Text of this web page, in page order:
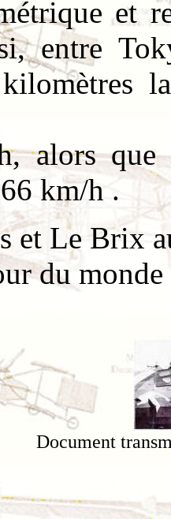
et
entre
alors que
km/h .
et Le Brix
du
Document